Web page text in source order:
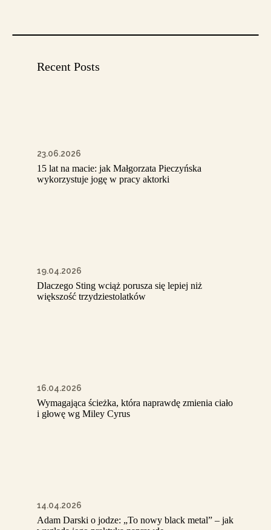
Recent Posts
23.06.2026
15 lat na macie: jak Małgorzata Pieczyńska
wykorzystuje jogę w pracy aktorki
19.04.2026
Dlaczego Sting wciąż porusza się lepiej niż
większość trzydziestolatków
16.04.2026
Wymagająca ścieżka, która naprawdę zmienia ciało
i głowę wg Miley Cyrus
14.04.2026
Adam Darski o jodze: „To nowy black metal” – jak